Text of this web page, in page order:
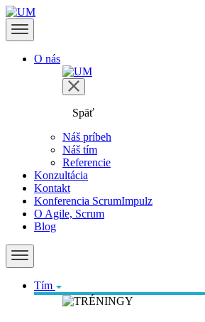
O nás
Späť
Náš príbeh
Náš tím
Referencie
Konzultácia
Kontakt
Konferencia ScrumImpulz
O Agile, Scrum
Blog
Tím